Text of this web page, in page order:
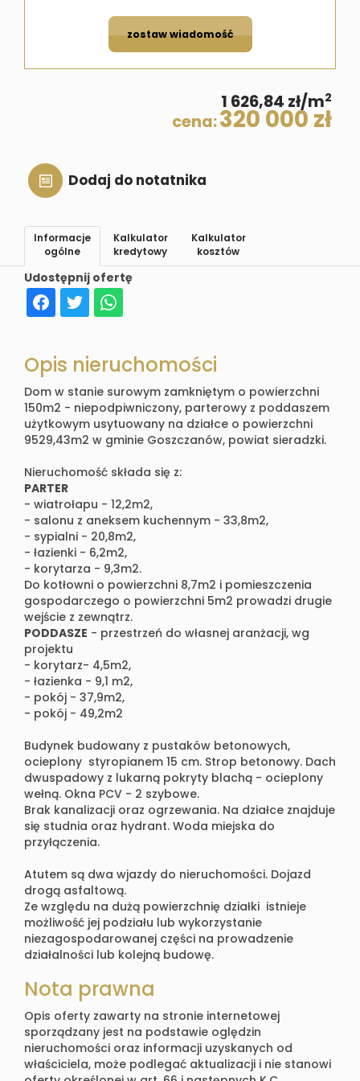
zostaw wiadomość
1 626,84 zł/m2
cena:320 000 zł
Dodaj do notatnika
Udostępnij ofertę
Informacje
ogólne
Kalkulator
kredytowy
Kalkulator
kosztów
Opis nieruchomości
Dom w stanie surowym zamkniętym o powierzchni
150m2 - niepodpiwniczony, parterowy z poddaszem
użytkowym usytuowany na działce o powierzchni
9529,43m2 w gminie Goszczanów, powiat sieradzki.
Nieruchomość składa się z:
PARTER
- wiatrołapu - 12,2m2,
- salonu z aneksem kuchennym - 33,8m2,
- sypialni - 20,8m2,
- łazienki - 6,2m2,
- korytarza - 9,3m2.
Do kotłowni o powierzchni 8,7m2 i pomieszczenia
gospodarczego o powierzchni 5m2 prowadzi drugie
wejście z zewnątrz.
PODDASZE - przestrzeń do własnej aranżacji, wg
projektu
- korytarz- 4,5m2,
- łazienka - 9,1 m2,
- pokój - 37,9m2,
- pokój - 49,2m2
Budynek budowany z pustaków betonowych,
ocieplony styropianem 15 cm. Strop betonowy. Dach
dwuspadowy z lukarną pokryty blachą - ocieplony
wełną. Okna PCV - 2 szybowe.
Brak kanalizacji oraz ogrzewania. Na działce znajduje
się studnia oraz hydrant. Woda miejska do
przyłączenia.
Atutem są dwa wjazdy do nieruchomości. Dojazd
drogą asfaltową.
Ze względu na dużą powierzchnię działki istnieje
możliwość jej podziału lub wykorzystanie
niezagospodarowanej części na prowadzenie
działalności lub kolejną budowę.
Nota prawna
Opis oferty zawarty na stronie internetowej
sporządzany jest na podstawie oględzin
nieruchomości oraz informacji uzyskanych od
właściciela, może podlegać aktualizacji i nie stanowi